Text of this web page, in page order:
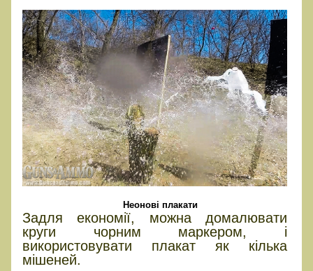
Неонові плакати
Задля економії, можна домалювати
круги чорним маркером, і
використовувати плакат як кілька
мішеней.